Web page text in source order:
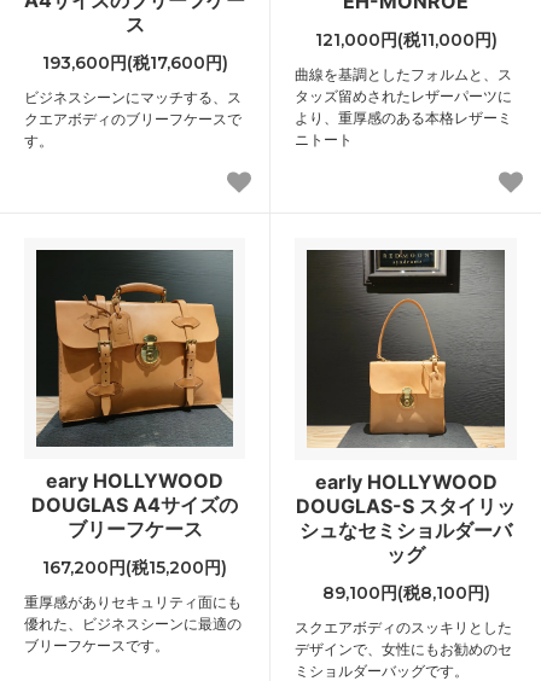
ス
193,600円(税17,600円)
ビジネスシーンにマッチする、ス
クエアボディのブリーフケースで
す。
121,000円(税11,000円)
曲線を基調としたフォルムと、ス
タッズ留めされたレザーパーツに
より、重厚感のある本格レザーミ
ニトート
eary HOLLYWOOD
DOUGLAS A4サイズの
ブリーフケース
167,200円(税15,200円)
重厚感がありセキュリティ面にも
優れた、ビジネスシーンに最適の
ブリーフケースです。
early HOLLYWOOD
DOUGLAS-S スタイリッ
シュなセミショルダーバ
ッグ
89,100円(税8,100円)
スクエアボディのスッキリとした
デザインで、女性にもお勧めのセ
ミショルダーバッグです。